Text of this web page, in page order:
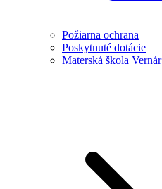
Požiarna ochrana
Poskytnuté dotácie
Materská škola Vernár